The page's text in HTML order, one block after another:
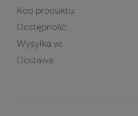
Kod produktu:
Dostępność:
Wysyłka w:
Dostawa:
Cena nie zawiera